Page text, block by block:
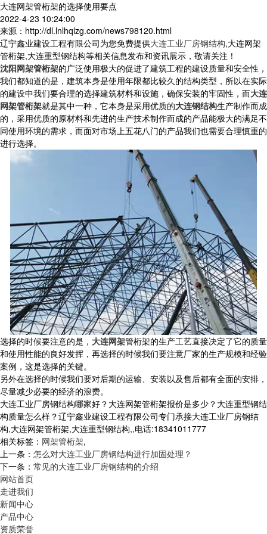
大连网架管桁架的选择使用要点
2022-4-23 10:24:00
来源：http://dl.lnlhqlzg.com/news798120.html
辽宁鑫业建设工程有限公司为您免费提供大连工业厂房钢结构,大连网架
管桁架,大连重型钢结构等相关信息发布和资讯展示，敬请关注！
沈阳网架管桁架的广泛使用极大的促进了建筑工程的建设质量和安全性，
我们都知道的是，建筑本身是使用年限都比较久的结构类型，所以在实际
的建设中我们要合理的选择建筑材料和设施，确保安装的牢固性，而大连
网架管桁架就是其中一种，它本身是采用优质的大连钢结构生产制作而成
的，采用优质的原材料和先进的生产技术制作而成的产品能极大的满足不
同使用环境的需求，而面对市场上五花八门的产品我们也需要合理慎重的
进行选择。
选择的时候要注意的是， 大连网架管桁架的生产工艺直接决定了它的质量
和使用性能的良好发挥，再选择的时候我们要注意厂家的生产规模和经验
案例，这是选择的关键。
另外在选择的时候我们要对后期的运输、安装以及售后都有全面的安排，
尽量减少必要的经济的浪费。
大连工业厂房钢结构哪家好？大连网架管桁架报价是多少？大连重型钢结
构质量怎么样？辽宁鑫业建设工程有限公司专门承接大连工业厂房钢结
构,大连网架管桁架,大连重型钢结构,,电话:18341011777
相关标签： 网架管桁架,
上一条： 怎么对大连工业厂房钢结构进行加固处理？
下一条： 常见的大连工业厂房钢结构的介绍
网站首页
走进我们
新闻中心
产品中心
资质荣誉